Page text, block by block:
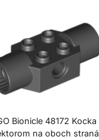
Bionicle 48172 Kocka
na oboch